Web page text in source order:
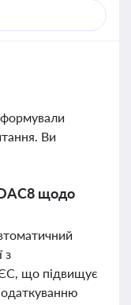
Ви
щодо
з
що підвищує